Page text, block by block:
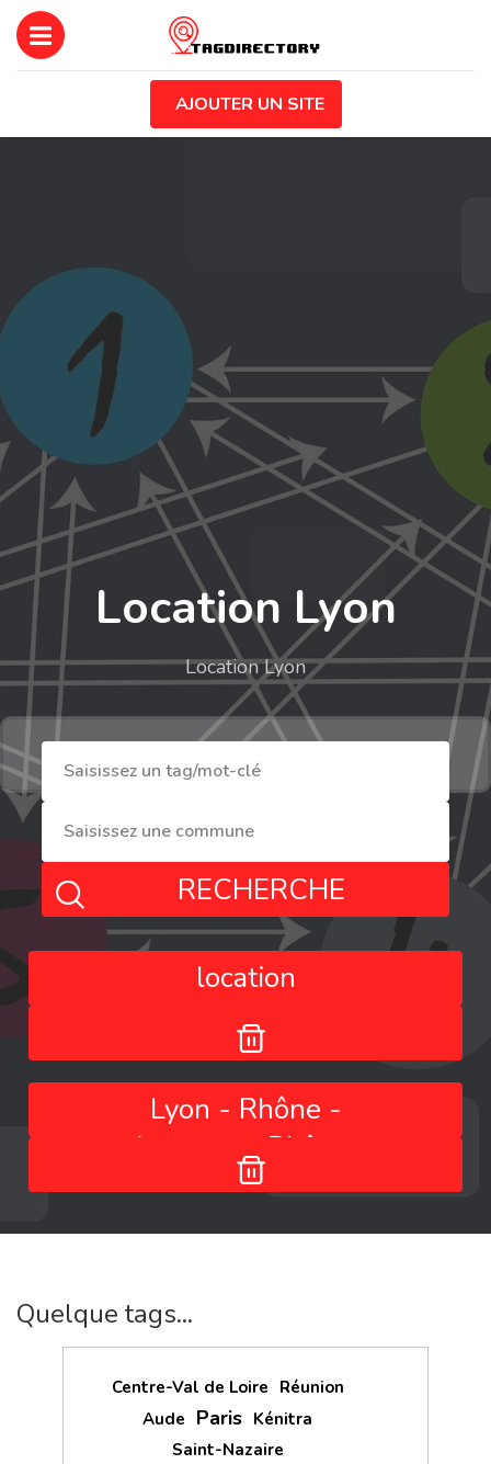
AJOUTER UN SITE
Location Lyon
Location Lyon
RECHERCHE
location
Lyon - Rhône -
Auvergne-Rhône-
Alpes - France
Quelque tags...
Centre-Val de Loire Réunion
Aude Paris Kénitra
Saint-Nazaire